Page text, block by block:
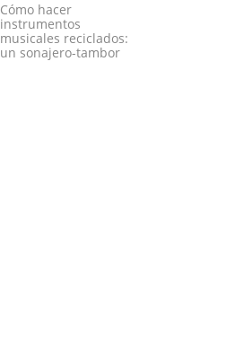
Cómo hacer
instrumentos
musicales reciclados:
un sonajero-tambor